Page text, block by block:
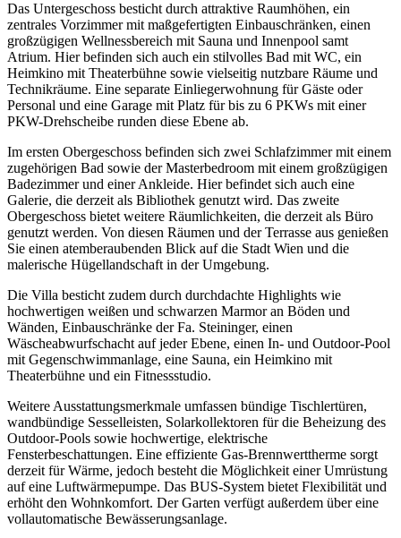
Das Untergeschoss besticht durch attraktive Raumhöhen, ein
zentrales Vorzimmer mit maßgefertigten Einbauschränken, einen
großzügigen Wellnessbereich mit Sauna und Innenpool samt
Atrium. Hier befinden sich auch ein stilvolles Bad mit WC, ein
Heimkino mit Theaterbühne sowie vielseitig nutzbare Räume und
Technikräume. Eine separate Einliegerwohnung für Gäste oder
Personal und eine Garage mit Platz für bis zu 6 PKWs mit einer
PKW-Drehscheibe runden diese Ebene ab.
Im ersten Obergeschoss befinden sich zwei Schlafzimmer mit einem
zugehörigen Bad sowie der Masterbedroom mit einem großzügigen
Badezimmer und einer Ankleide. Hier befindet sich auch eine
Galerie, die derzeit als Bibliothek genutzt wird. Das zweite
Obergeschoss bietet weitere Räumlichkeiten, die derzeit als Büro
genutzt werden. Von diesen Räumen und der Terrasse aus genießen
Sie einen atemberaubenden Blick auf die Stadt Wien und die
malerische Hügellandschaft in der Umgebung.
Die Villa besticht zudem durch durchdachte Highlights wie
hochwertigen weißen und schwarzen Marmor an Böden und
Wänden, Einbauschränke der Fa. Steininger, einen
Wäscheabwurfschacht auf jeder Ebene, einen In- und Outdoor-Pool
mit Gegenschwimmanlage, eine Sauna, ein Heimkino mit
Theaterbühne und ein Fitnessstudio.
Weitere Ausstattungsmerkmale umfassen bündige Tischlertüren,
wandbündige Sesselleisten, Solarkollektoren für die Beheizung des
Outdoor-Pools sowie hochwertige, elektrische
Fensterbeschattungen. Eine effiziente Gas-Brennwerttherme sorgt
derzeit für Wärme, jedoch besteht die Möglichkeit einer Umrüstung
auf eine Luftwärmepumpe. Das BUS-System bietet Flexibilität und
erhöht den Wohnkomfort. Der Garten verfügt außerdem über eine
vollautomatische Bewässerungsanlage.